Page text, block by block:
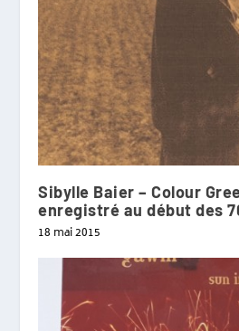
Sibylle Baier – Colour
enregistré au début des
18 mai 2015